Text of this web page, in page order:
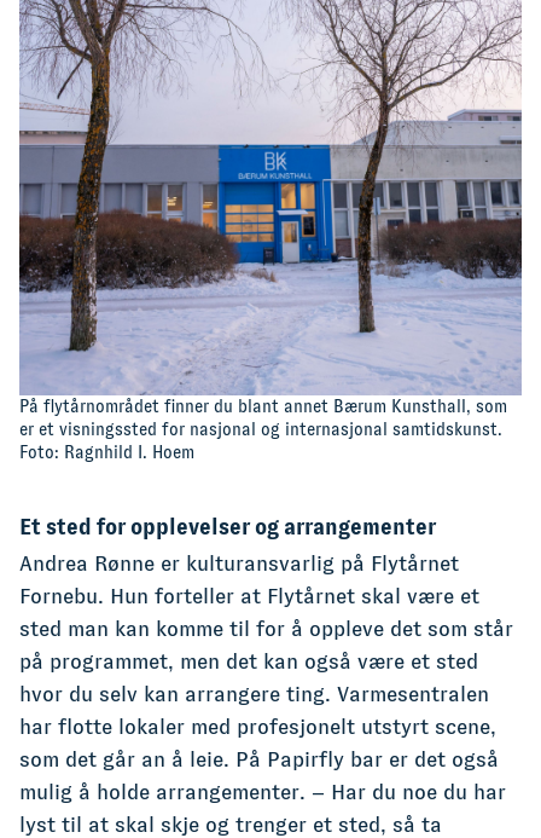
På flytårnområdet finner du blant annet Bærum Kunsthall, som
er et visningssted for nasjonal og internasjonal samtidskunst.
Foto: Ragnhild I. Hoem
Et sted for opplevelser og arrangementer
Andrea Rønne er kulturansvarlig på Flytårnet
Fornebu. Hun forteller at Flytårnet skal være et
sted man kan komme til for å oppleve det som står
på programmet, men det kan også være et sted
hvor du selv kan arrangere ting. Varmesentralen
har flotte lokaler med profesjonelt utstyrt scene,
som det går an å leie. På Papirfly bar er det også
mulig å holde arrangementer. – Har du noe du har
lyst til at skal skje og trenger et sted, så ta